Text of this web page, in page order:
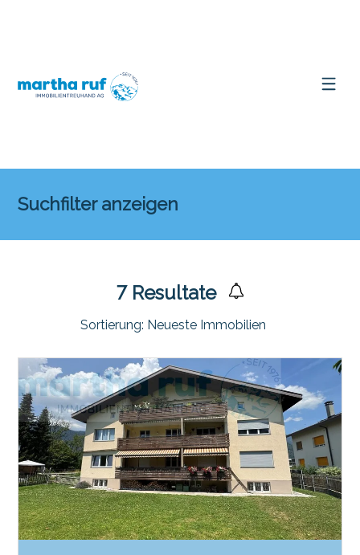
Suchfilter anzeigen
7Resultate
Sortierung: Neueste Immobilien